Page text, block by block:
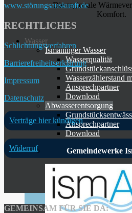
Die regionale
Komfort.
Wasser
Ismaninger Wasser
Wasserqualität
Wasserzählerstand
Ansprechpartner
Download
Abwasserentsorgung
Ansprechpartner
Download
Gemeindewerke
www.störungsauskunft.de
RECHTLICHES
Schlichtungsverfahren
Barrierefreiheitserklärung
Impressum
Datenschutz
Verträge hier kündigen
Widerruf
GEMEINSAM FÜR SIE DA: